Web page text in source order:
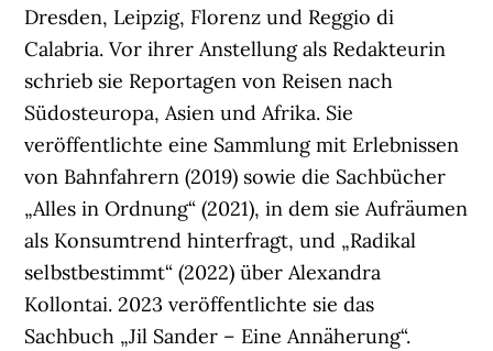
Dresden, Leipzig, Florenz und Reggio di
Calabria. Vor ihrer Anstellung als Redakteurin
schrieb sie Reportagen von Reisen nach
Südosteuropa, Asien und Afrika. Sie
veröffentlichte eine Sammlung mit Erlebnissen
von Bahnfahrern (2019) sowie die Sachbücher
„Alles in Ordnung“ (2021), in dem sie Aufräumen
als Konsumtrend hinterfragt, und „Radikal
selbstbestimmt“ (2022) über Alexandra
Kollontai. 2023 veröffentlichte sie das
Sachbuch „Jil Sander – Eine Annäherung“.